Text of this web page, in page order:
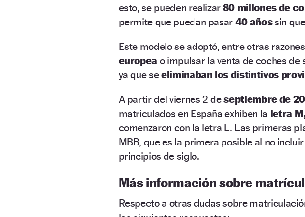
esto, se pueden realizar 80 millones de
permite que puedan pasar 40 añossin
Este modelo se adoptó, entre otras
europea o impulsar la venta de coches de
ya que seeliminaban los distintivos
A partir del viernes 2 deseptiembre de
matriculados en España exhiben la letra
comenzaron con la letra L. Las primeras
MBB, que es la primera posible al no
principios de siglo.
Más información sobre
Respecto a otras dudas sobre